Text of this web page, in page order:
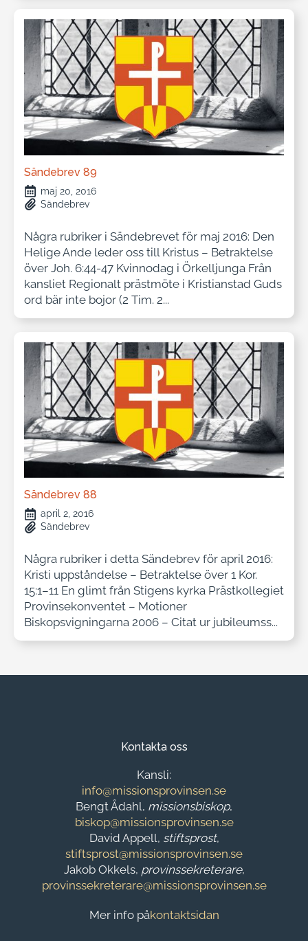
Sändebrev 89
maj 20, 2016
Sändebrev
Några rubriker i Sändebrevet för maj 2016: Den
Helige Ande leder oss till Kristus – Betraktelse
över Joh. 6:44-47 Kvinnodag i Örkelljunga Från
kansliet Regionalt prästmöte i Kristianstad Guds
ord bär inte bojor (2 Tim. 2...
Sändebrev 88
april 2, 2016
Sändebrev
Några rubriker i detta Sändebrev för april 2016:
Kristi uppståndelse – Betraktelse över 1 Kor.
15:1–11 En glimt från Stigens kyrka Prästkollegiet
Provinsekonventet – Motioner
Biskopsvigningarna 2006 – Citat ur jubileumss...
Kontakta oss
Kansli:
info@missionsprovinsen.se
Bengt Ådahl, missionsbiskop,
biskop@missionsprovinsen.se
David Appell, stiftsprost,
stiftsprost@missionsprovinsen.se
Jakob Okkels, provinssekreterare,
provinssekreterare@missionsprovinsen.se
Mer info påkontaktsidan